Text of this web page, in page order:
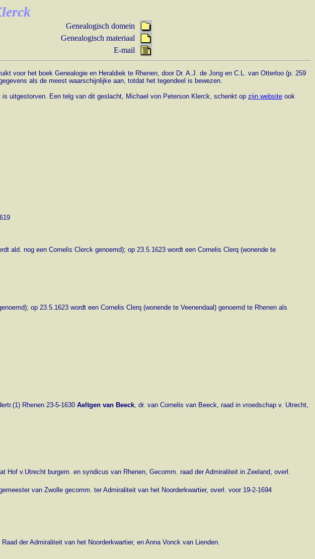
Genealogisch domein
Genealogisch materiaal
E-mail
voor het boek Genealogie en Heraldiek te Rhenen, door Dr. A.J. de Jong en C.L. van Otterloo (p. 259
als de meest waarschijnlijke aan, totdat het tegendeel is bewezen.
uitgestorven. Een telg van dit geslacht, Michael von Peterson Klerck, schenkt op zijn website ook
ald. nog een Cornelis Clerck genoemd); op 23.5.1623 wordt een Cornelis Clerq (wonende te
op 23.5.1623 wordt een Cornelis Clerq (wonende te Veenendaal) genoemd te Rhenen als
Rhenen 23-5-1630 Aeltgen van Beeck, dr. van Cornelis van Beeck, raad in vroedschap v. Utrecht,
Hof v.Utrecht burgem. en syndicus van Rhenen, Gecomm. raad der Admiraliteit in Zeeland, overl.
van Zwolle gecomm. ter Admiraliteit van het Noorderkwartier, overl. voor 19-2-1694
der Admiraliteit van het Noorderkwartier, en Anna Vonck van Lienden.